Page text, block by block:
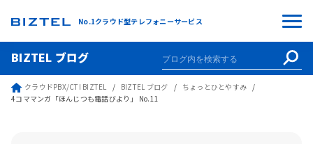
No.1クラウド型テレフォニーサービス
BIZTEL ブログ
クラウドPBX/CTI BIZTEL BIZTEL ブログ
ちょっとひとやすみ
4コママンガ「ほんじつも電話びより」 No.11